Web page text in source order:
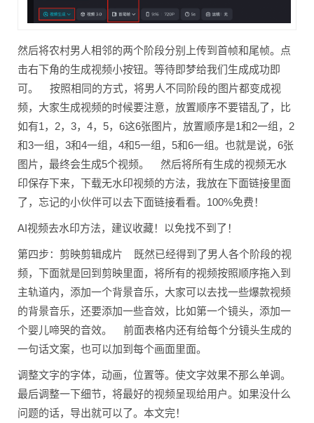
然后将农村男人相邻的两个阶段分别上传到首帧和尾帧。点
击右下角的生成视频小按钮。等待即梦给我们生成成功即
可。 按照相同的方式，将男人不同阶段的图片都变成视
频，大家生成视频的时候要注意，放置顺序不要错乱了，比
如有1，2，3，4，5，6这6张图片，放置顺序是1和2一组，2
和3一组，3和4一组，4和5一组，5和6一组。也就是说，6张
图片，最终会生成5个视频。 然后将所有生成的视频无水
印保存下来，下载无水印视频的方法，我放在下面链接里面
了，忘记的小伙伴可以去下面链接看看。100%免费！
AI视频去水印方法，建议收藏！以免找不到了！
第四步：剪映剪辑成片 既然已经得到了男人各个阶段的视
频，下面就是回到剪映里面，将所有的视频按照顺序拖入到
主轨道内，添加一个背景音乐，大家可以去找一些爆款视频
的背景音乐，还要添加一些音效，比如第一个镜头，添加一
个婴儿啼哭的音效。 前面表格内还有给每个分镜头生成的
一句话文案，也可以加到每个画面里面。
调整文字的字体，动画，位置等。使文字效果不那么单调。
最后调整一下细节，将最好的视频呈现给用户。如果没什么
问题的话，导出就可以了。本文完！